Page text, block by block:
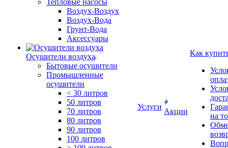
Тепловые насосы
Воздух-Воздух
Воздух-Вода
Грунт-Вода
Аксессуары
Осушители воздуха
Бытовые осушители
Промышленные
осушители
< 30 литров
50 литров
70 литров
80 литров
90 литров
100 литров
Услуги
Акции
Как
на